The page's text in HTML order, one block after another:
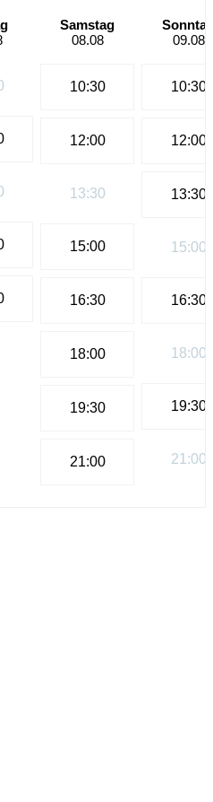
4 5
Samstag
08.08
10:30
12:00
13:30
15:00
16:30
18:00
19:30
21:00
09.08
10:30
12:00
13:30
15:00
16:30
18:00
19:30
21:00